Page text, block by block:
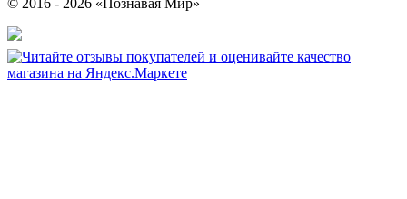
© 2016 - 2026 «Познавая Мир»